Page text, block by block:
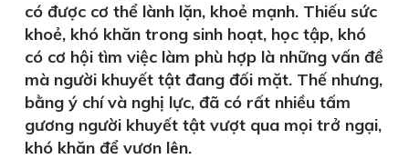
có được cơ thể lành lặn, khoẻ mạnh. Thiếu sức
khoẻ, khó khăn trong sinh hoạt, học tập, khó
có cơ hội tìm việc làm phù hợp là những vấn đề
mà người khuyết tật đang đối mặt. Thế nhưng,
bằng ý chí và nghị lực, đã có rất nhiều tấm
gương người khuyết tật vượt qua mọi trở ngại,
khó khăn để vươn lên.